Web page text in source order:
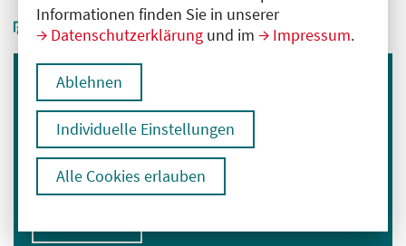
Informationen finden Sie in unserer
Datenschutzerklärung und im Impressum.
Ablehnen
Individuelle Einstellungen
Alle Cookies erlauben
Immer informiert bleiben
Melden Sie sich für unseren Newsletter an:
E-Mail-Adresse eingeben